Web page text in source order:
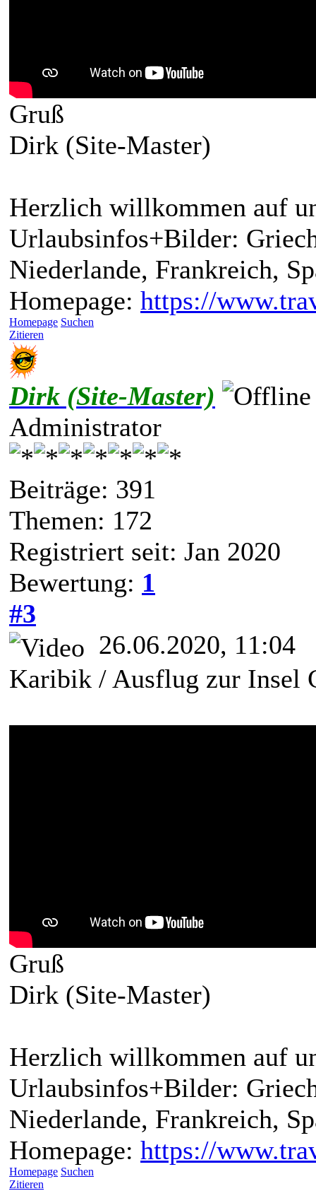
Gruß
Dirk (Site-Master)
Herzlich willkommen auf
Urlaubsinfos+Bilder:
Niederlande, Frankreich,
Homepage: https://
Homepage Suchen
Zitieren
Dirk (Site-Master)
Administrator
Beiträge: 391
Themen: 172
Registriert seit: Jan 2020
Bewertung: 1
#3
26.06.2020, 11:04
Karibik / Ausflug zur Insel
Gruß
Dirk (Site-Master)
Herzlich willkommen auf
Urlaubsinfos+Bilder:
Niederlande, Frankreich,
Homepage: https://
Homepage Suchen
Zitieren